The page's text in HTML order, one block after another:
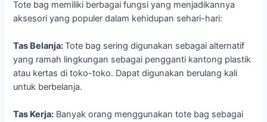
Tote bag memiliki berbagai fungsi yang menjadikannya
aksesori yang populer dalam kehidupan sehari-hari:
Tas Belanja:Tote bag sering digunakan sebagai alternatif
yang ramah lingkungan sebagai pengganti kantong plastik
atau kertas di toko-toko. Dapat digunakan berulang kali
untuk berbelanja.
Tas Kerja: Banyak orang menggunakan tote bag sebagai